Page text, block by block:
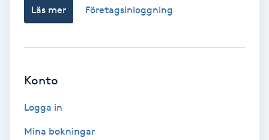
Torr hårbotten
Triggerpunktsmassage
Trådning
Läs mer Företagsinloggning
Konto
Logga in
Mina bokningar